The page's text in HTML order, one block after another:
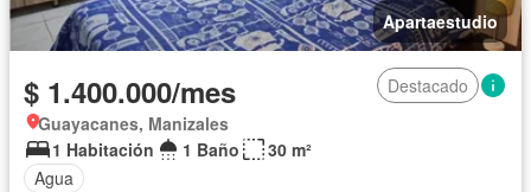
Apartaestudio
$ 1.400.000/mes
Destacado
Guayacanes, Manizales
1 Habitación
1 Baño
30 m²
Agua